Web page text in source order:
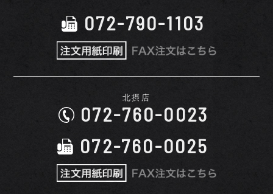
072-790-1103
北摂店
072-760-0023
072-760-0025